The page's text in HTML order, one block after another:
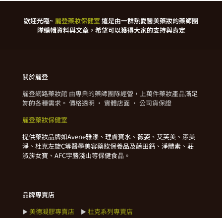
歡迎光臨~ 麗登藥妝保健室這是由一群熱愛醫美藥妝的藥師團
隊編輯資料與文章，希望可以獲得大家的支持與肯定
關於麗登
麗登網路藥妝館 由專業的藥師團隊經營，上萬件藥妝產品滿足
妳的各種需求。 價格透明 · 實體店面 · 公司貨保證
麗登藥妝保健室
提供藥妝品牌如Avene雅漾、理膚寶水、薇姿、艾芙美、潔美
淨、杜克左旋C等醫學美容藥妝保養品及藤田鈣、淨體素、莊
淑旂女寶、AFC宇勝淺山等保健食品。
品牌專賣店
► 美德凝膠專賣店 ► 杜克系列專賣店